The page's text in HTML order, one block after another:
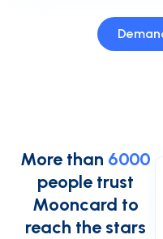
More than 6000
people trust
Mooncard to
reach the stars